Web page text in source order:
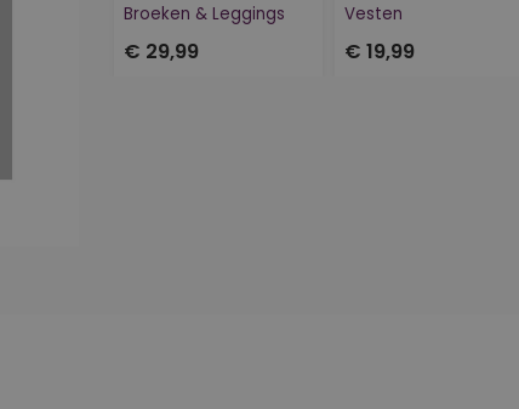
Broeken & Leggings
€ 29,99
Vesten
€ 19,99